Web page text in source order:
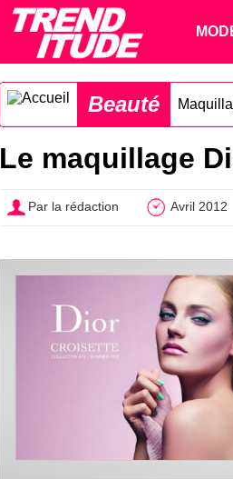
Beauté
Le maquillage
Par la rédaction Avril 2012